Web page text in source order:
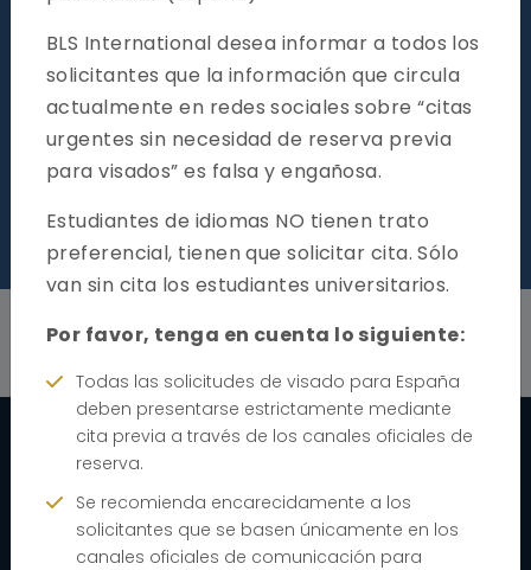
BLS International desea informar a todos los
solicitantes que la información que circula
actualmente en redes sociales sobre “citas
urgentes sin necesidad de reserva previa
para visados” es falsa y engañosa.
Estudiantes de idiomas NO tienen trato
preferencial, tienen que solicitar cita. Sólo
van sin cita los estudiantes universitarios.
Por favor, tenga en cuenta lo siguiente:
Todas las solicitudes de visado para España
deben presentarse estrictamente mediante
cita previa a través de los canales oficiales de
reserva.
Se recomienda encarecidamente a los
solicitantes que se basen únicamente en los
canales oficiales de comunicación para
Noticias y Avisos
Hogar